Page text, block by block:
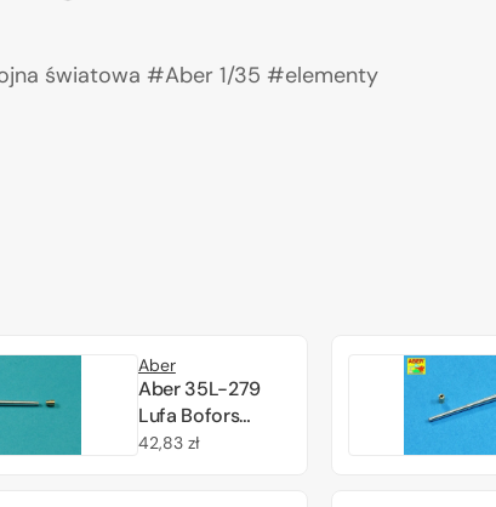
światowa #Aber 1/35 #elementy
Aber
Aber 35L-279
Lufa Bofors
wz.37 kal. 37 mm
Cena
42,83 zł